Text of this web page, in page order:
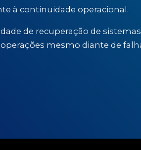
à continuidade operacional.
de recuperação de
mesmo diante de